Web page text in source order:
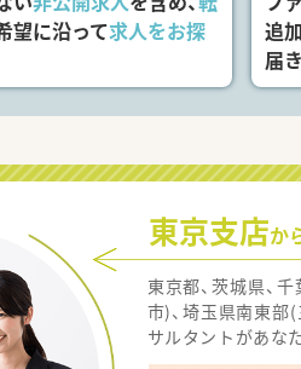
望に沿って求人をお探
追
届
東京支店か
東京都、茨城県、
市)、埼玉県南東部
サルタントがあな